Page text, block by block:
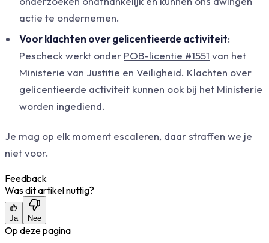
actie te ondernemen.
Voor klachten over gelicentieerde activiteit:
Pescheck werkt onder POB-licentie #1551 van het
Ministerie van Justitie en Veiligheid. Klachten over
gelicentieerde activiteit kunnen ook bij het Ministerie
worden ingediend.
Je mag op elk moment escaleren, daar straffen we je
niet voor.
Feedback
Was dit artikel nuttig?
Ja Nee
Op deze pagina